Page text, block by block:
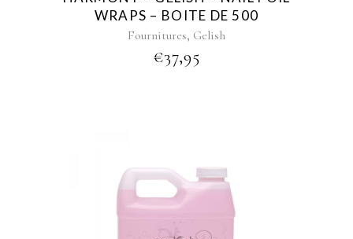
WRAPS – BOITE DE 500
Fournitures, Gelish
€37,95